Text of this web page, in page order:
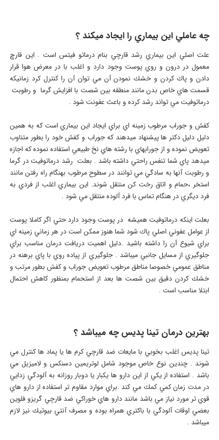
چه عاملي اين بيماري را ايجاد ميكند ؟
علت اصلي اين بيماري رشد قارچي بنام درماتو فيتس است . اين قارچ
معمول در درون و روي پوست وجود دارد و اغلب با در معرض هوا قرار
دادن و پاك كردن و خشك نمودن آن مي توان آن را كنترل كرد زمانيكه
قسمت هاي خاص بدن مانند منطقه بين شصت با افزايش گرما و رطوبت
درماتوفيت مي تواند رشد كرده و باعث عفونت شود .
كفش و جوراب مرطوب زمينه اي براي ايجاد اين بيماري است كه به همين
دليل دليل دكتر ها پيشنهاد ميدهند كه جوراب و كفش خود را بطور متناوب
تعويض نموده و از جورابهاي با رشته هاي نخ طبيعي استفاده نموده كه اجازه
ميدهد پاي شما تنفس راحتي داشته باشد . بعلت رشد درماتوفيت در گرما
و رطوبت آنها به سادگي مي توانند در سطوح مرطوب بهنگام راه رفتن مانند
استخر ،حمام و اتاق رخت كن منتقل شوند. اين بيماري اغلب از فردي به
فرد ديگري در هنگام تماس با فرد آلوده منتقل مي شود .
بعلت اينكه درماتوفيت هميشه در پوست وجود دارد حتي اگر كاملا پوست
از عوامل عفوني اصلي پاك شود شما هنوز ممكن است در هر زماني زمينه اي
براي شيوع آن را داشته باشيد .دليل اهميت دريافت درمان مناسب براي
جلوگيري از مسايل جانبي ميباشد . جلوگيري از پياده روي با پاي برهنه در
مناطق عمومي خصوصا مناطق مرطوب تعويض جوراب و كفش بطور مرتب و
خشك كردن دقيق بين شصت ها بعد از استحمام بمنظور كاهش احتمال
ابتلا مناسب است .
بهترين درمان تينا پديس چه ميباشد ؟
تينا پديس اغلب بخوبي با مايعات ضد قارچي كرم ها يا پماد ها كنترل مي
شوند . چندين نوع خاص موجود شامل لوتريمين دسنكس و لاميزيل مي
باشد . استفاده از يكي از اين دارو ها يكبار يا دوبار روزانه به آلودگي زدايي
در مدت زمان كمي كمك مي كند .براي موارد مقاوم تر استفاده از دارو هاي
قوي تر مورد نياز مي باشد مانند دارو هاي خوراكي ضد قارچي گريزو فلوين
بعضي اوقات آلودگي با باكتري همراه بوده و مصرف آنتي بيوتيك نيز لازم
ميباشد .